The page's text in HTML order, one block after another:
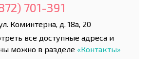
701-391
Коминтерна, д. 18а, 20
все доступные адреса и
можно в разделе «Контакты»